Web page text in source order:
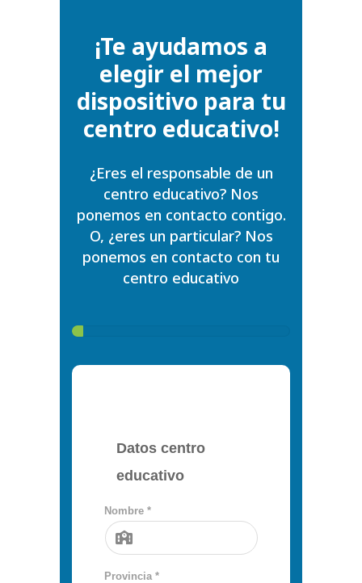
¡Te ayudamos a
elegir el mejor
dispositivo para tu
centro educativo!
¿Eres el responsable de un
centro educativo? Nos
ponemos en contacto contigo.
O, ¿eres un particular? Nos
ponemos en contacto con tu
centro educativo
Datos centro
educativo
Nombre *
Provincia *